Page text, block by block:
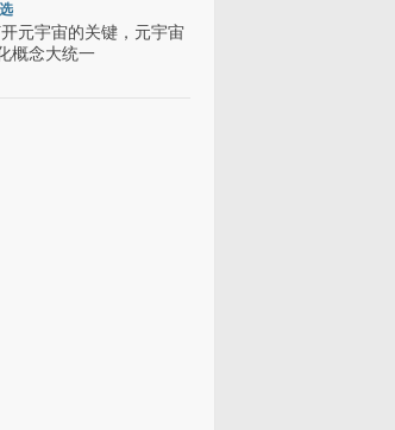
元宇宙的关键，元宇宙
概念大统一